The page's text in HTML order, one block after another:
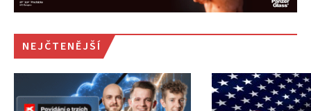
NEJČTENĚJŠÍ